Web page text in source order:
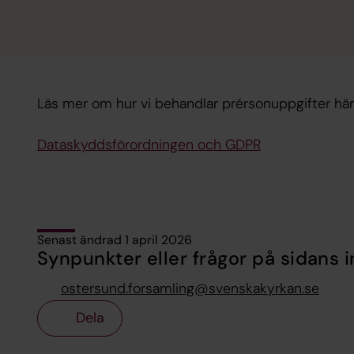
Läs mer om hur vi behandlar prérsonuppgifter
Dataskyddsförordningen och GDPR
Senast ändrad 1 april 2026
Synpunkter eller frågor på sidans
ostersund.forsamling@svenskakyrkan.se
Dela